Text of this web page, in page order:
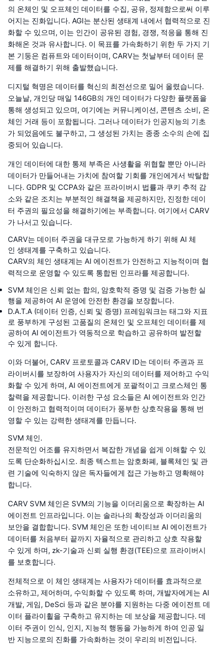
의 온체인 및 오프체인 데이터를 수집, 공유, 정제함으로써 이루
어지는 진화입니다. AGI는 분산된 생태계 내에서 협력적으로 진
화할 수 있으며, 이는 인간이 공유된 경험, 경쟁, 적응을 통해 진
화해온 것과 유사합니다. 이 목표를 가속화하기 위한 두 가지 기
본 기둥은 컴퓨트와 데이터이며, CARV는 첫날부터 데이터 문
제를 해결하기 위해 출발했습니다.
디지털 혁명은 데이터를 혁신의 최전선으로 밀어 올렸습니다.
오늘날, 개인당 매일 146GB의 개인 데이터가 다양한 플랫폼을
통해 생성되고 있으며, 여기에는 커뮤니케이션, 콘텐츠 소비, 온
체인 거래 등이 포함됩니다. 그러나 데이터가 인공지능의 기초
가 되었음에도 불구하고, 그 생성된 가치는 종종 소수의 손에 집
중되어 있습니다.
개인 데이터에 대한 통제 부족은 사생활을 위협할 뿐만 아니라
데이터가 만들어내는 가치에 참여할 기회를 개인에게서 박탈합
니다. GDPR 및 CCPA와 같은 프라이버시 법률과 쿠키 추적 감
소와 같은 조치는 부분적인 해결책을 제공하지만, 진정한 데이
터 주권의 필요성을 해결하기에는 부족합니다. 여기에서 CARV
가 나서고 있습니다.
CARV는 데이터 주권을 대규모로 가능하게 하기 위해 AI 체
인 생태계를 구축하고 있습니다.
CARV의 체인 생태계는 AI 에이전트가 안전하고 지능적이며 협
력적으로 운영할 수 있도록 통합된 인프라를 제공합니다.
SVM 체인은 신뢰 없는 합의, 암호학적 증명 및 검증 가능한 실
행을 제공하여 AI 운영에 안전한 환경을 보장합니다.
D.A.T.A (데이터 인증, 신뢰 및 증명) 프레임워크는 태그와 지표
로 풍부하게 구성된 고품질의 온체인 및 오프체인 데이터를 제
공하여 AI 에이전트가 역동적으로 학습하고 공유하며 발전할
수 있게 합니다.
이와 더불어, CARV 프로토콜과 CARV ID는 데이터 주권과 프
라이버시를 보장하여 사용자가 자신의 데이터를 제어하고 수익
화할 수 있게 하며, AI 에이전트에게 포괄적이고 크로스체인 통
찰력을 제공합니다. 이러한 구성 요소들은 AI 에이전트와 인간
이 안전하고 협력적이며 데이터가 풍부한 상호작용을 통해 번
영할 수 있는 강력한 생태계를 만듭니다.
SVM 체인.
전문적인 어조를 유지하면서 복잡한 개념을 쉽게 이해할 수 있
도록 단순화하십시오. 최종 텍스트는 암호화폐, 블록체인 및 관
련 기술에 익숙하지 않은 독자들에게 접근 가능하고 명확해야
합니다.
CARV SVM 체인은 SVM의 기능을 이더리움으로 확장하는 AI
에이전트 인프라입니다. 이는 솔라나의 확장성과 이더리움의
보안을 결합합니다. SVM 체인은 또한 네이티브 AI 에이전트가
데이터를 처음부터 끝까지 자율적으로 관리하고 상호 작용할
수 있게 하며, zk-기술과 신뢰 실행 환경(TEE)으로 프라이버시
를 보호합니다.
전체적으로 이 체인 생태계는 사용자가 데이터를 효과적으로
소유하고, 제어하며, 수익화할 수 있도록 하며, 개발자에게는 AI
개발, 게임, DeSci 등과 같은 분야를 지원하는 다중 에이전트 데
이터 플라이휠을 구축하고 유지하는 데 보상을 제공합니다. 데
이터 주권이 인식, 인지, 지능적 행동을 가능하게 하여 인공 일
반 지능으로의 진화를 가속화하는 것이 우리의 비전입니다.